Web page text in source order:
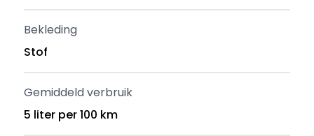
Bekleding
Stof
Gemiddeld verbruik
5 liter per 100 km